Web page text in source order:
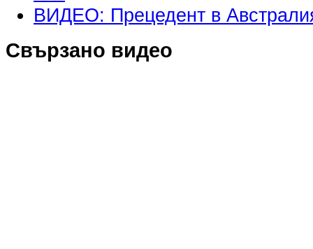
ВИДЕО: Прецедент в
Свързано видео